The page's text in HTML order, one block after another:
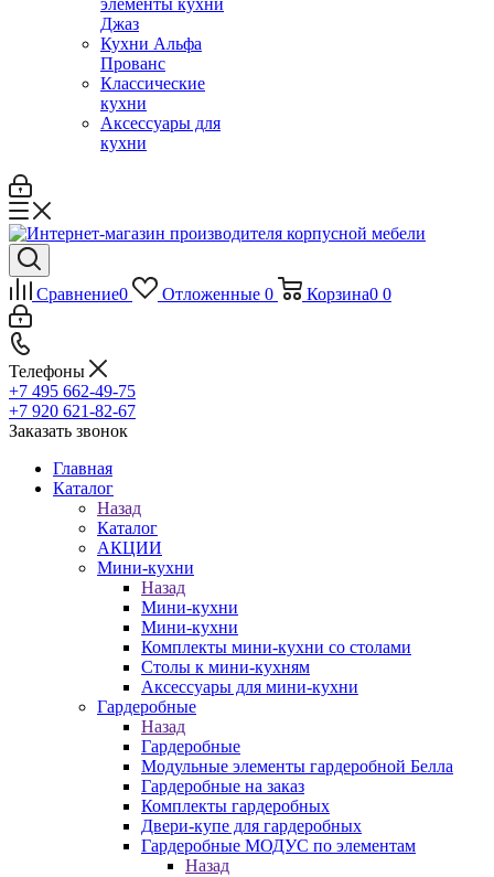
элементы кухни
Джаз
Кухни Альфа
Прованс
Классические
кухни
Аксессуары для
кухни
Сравнение0 Отложенные 0 Корзина0 0
Телефоны
+7 495 662-49-75
+7 920 621-82-67
Заказать звонок
Главная
Каталог
Назад
Каталог
АКЦИИ
Мини-кухни
Назад
Мини-кухни
Мини-кухни
Комплекты мини-кухни со столами
Столы к мини-кухням
Аксессуары для мини-кухни
Гардеробные
Назад
Гардеробные
Модульные элементы гардеробной Белла
Гардеробные на заказ
Комплекты гардеробных
Двери-купе для гардеробных
Гардеробные МОДУС по элементам
Назад